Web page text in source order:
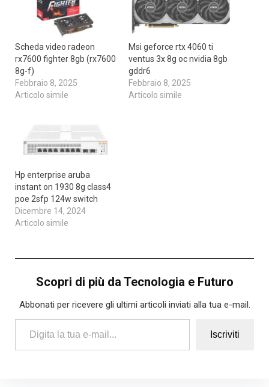
Scheda video radeon
rx7600 fighter 8gb (rx7600
8g-f)
Febbraio 8, 2025
Articolo simile
Msi geforce rtx 4060 ti
ventus 3x 8g oc nvidia 8gb
gddr6
Febbraio 8, 2025
Articolo simile
Hp enterprise aruba
instant on 1930 8g class4
poe 2sfp 124w switch
Dicembre 14, 2024
Articolo simile
Scopri di più da Tecnologia e Futuro
Abbonati per ricevere gli ultimi articoli inviati alla tua e-mail.
Digita la tua e-mail...
Iscriviti